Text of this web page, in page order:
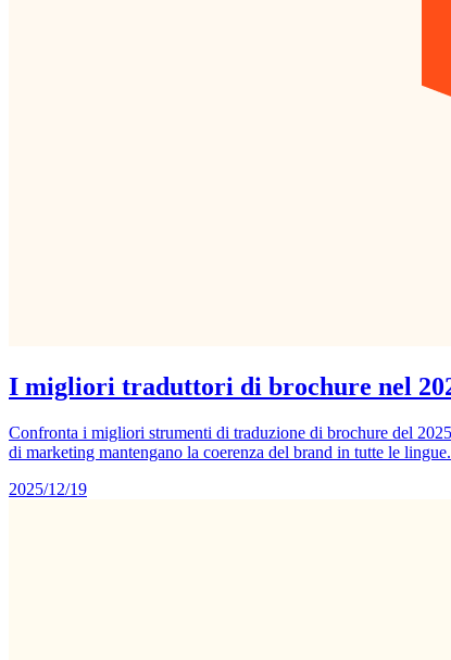
I migliori traduttori di brochure nel
Confronta i migliori strumenti di traduzione di brochure del
di marketing mantengano la coerenza del brand in tutte le lingue.
2025/12/19